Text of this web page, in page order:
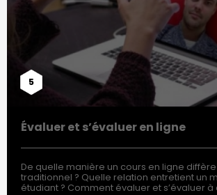
5
Évaluer et s’évaluer en ligne
De quelle manière un cours en ligne diffère
traditionnel ? Quelle relation entretient un
étudiant ? Comment évaluer et s’évaluer à